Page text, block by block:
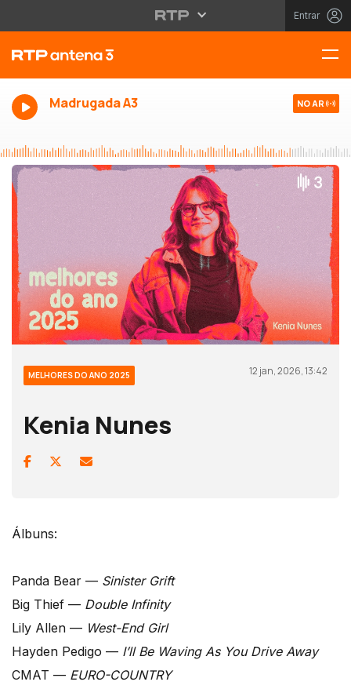
Entrar
Madrugada A3 NO AR
MELHORES DO ANO 2025 12 jan, 2026, 13:42
Kenia Nunes
Álbuns:
Panda Bear — Sinister Grift
Big Thief — Double Infinity
Lily Allen — West-End Girl
Hayden Pedigo — I’ll Be Waving As You Drive Away
CMAT — EURO-COUNTRY